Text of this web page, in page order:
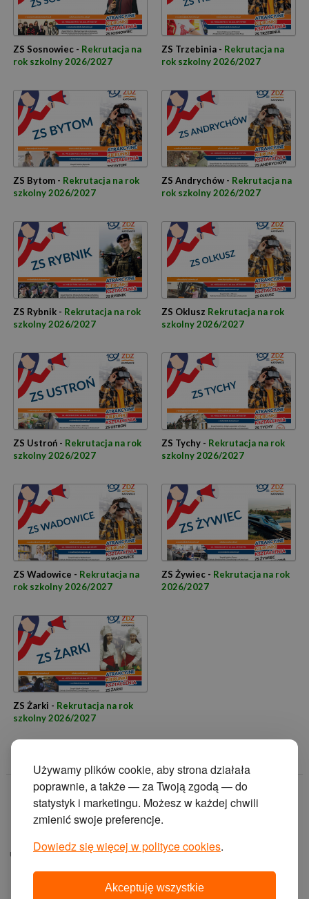
Używamy plików cookie, aby strona działała
poprawnie, a także — za Twoją zgodą — do
statystyk i marketingu. Możesz w każdej chwili
zmienić swoje preferencje.
Dowiedz się więcej w polityce cookies.
Akceptuję wszystkie
ZS Sosnowiec - Rekrutacja na
rok szkolny 2026/2027
ZS Trzebinia - Rekrutacja na
rok szkolny 2026/2027
ZS Bytom - Rekrutacja na rok
szkolny 2026/2027
ZS Andrychów - Rekrutacja na
rok szkolny 2026/2027
ZS Rybnik - Rekrutacja na rok
szkolny 2026/2027
ZS Oklusz Rekrutacja na rok
szkolny 2026/2027
ZS Ustroń - Rekrutacja na rok
szkolny 2026/2027
ZS Tychy - Rekrutacja na rok
szkolny 2026/2027
ZS Wadowice - Rekrutacja na
rok szkolny 2026/2027
ZS Żywiec - Rekrutacja na rok
2026/2027
ZS Żarki - Rekrutacja na rok
szkolny 2026/2027
© 2014 Zakład
Doskonalenia
Zawodowego w
ul. Krasińskiego 2, 40-